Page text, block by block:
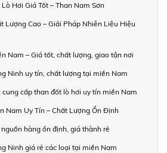
Hơi Giá Tốt – Than Nam Sơn
Lượng Cao – Giải Pháp Nhiên Liệu Hiệu
Nam – Giá tốt, chất lượng, giao tận nơi
Ninh uy tín, chất lượng tại miền Nam
cấp than đốt lò hơi uy tín miền Nam
Nam Uy Tín – Chất Lượng Ổn Định
hàng ổn định, giá thành rẻ
Ninh giá rẻ các loại tại miền Nam